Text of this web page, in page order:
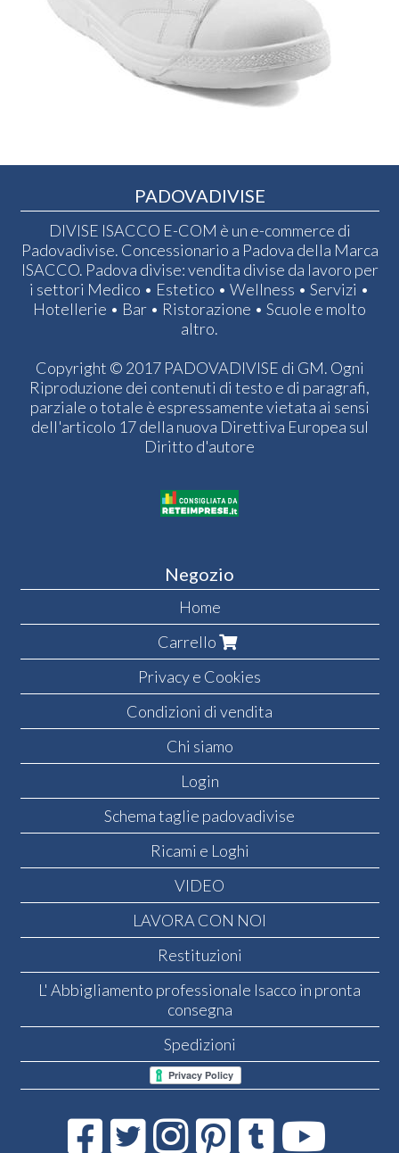
PADOVADIVISE
DIVISE ISACCO E-COM è un e-commerce di
Padovadivise. Concessionario a Padova della Marca
ISACCO. Padova divise: vendita divise da lavoro per
i settori Medico • Estetico • Wellness • Servizi •
Hotellerie • Bar • Ristorazione • Scuole e molto
altro.
Copyright © 2017 PADOVADIVISE di GM. Ogni
Riproduzione dei contenuti di testo e di paragrafi,
parziale o totale è espressamente vietata ai sensi
dell'articolo 17 della nuova Direttiva Europea sul
Diritto d'autore
Negozio
Home
Carrello
Privacy e Cookies
Condizioni di vendita
Chi siamo
Login
Schema taglie padovadivise
Ricami e Loghi
VIDEO
LAVORA CON NOI
Restituzioni
L' Abbigliamento professionale Isacco in pronta
consegna
Spedizioni